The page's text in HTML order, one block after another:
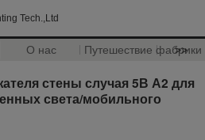
Tech.,Ltd
О нас Путешествие фабрики
>>
стены случая 5В А2 для
света/мобильного